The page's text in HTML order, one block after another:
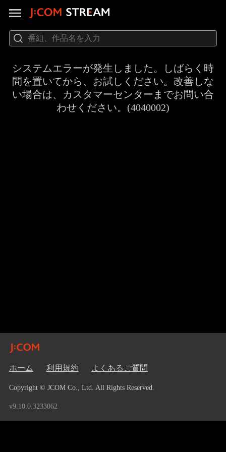
システムエラーが発生しました。しばらく時
間を置いてから、お試しください。改善しな
い場合は、カスタマーセンターまでお問い合
わせください。(4040002)
ホーム 利用規約 よくあるご質問
Copyright © JCOM Co., Ltd. All Rights Reserved.
v9.10.0.3233062